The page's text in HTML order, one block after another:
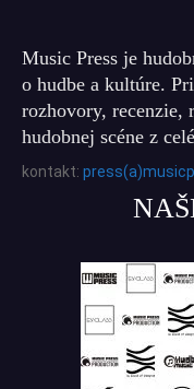
Music Press je
o hudbe a kultúre.
rozhovory, recenzie,
hudobnej scéne z
kontakt: